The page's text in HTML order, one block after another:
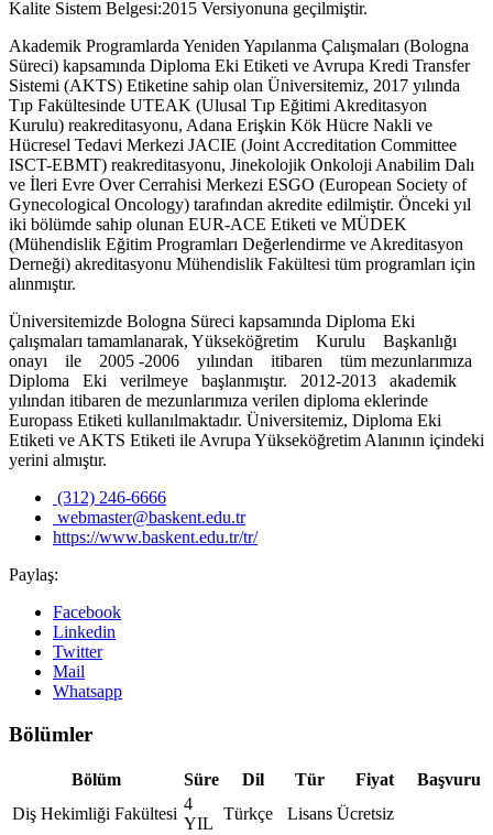
Kalite Sistem Belgesi:2015 Versiyonuna geçilmiştir.
Akademik Programlarda Yeniden Yapılanma Çalışmaları (Bologna
Süreci) kapsamında Diploma Eki Etiketi ve Avrupa Kredi Transfer
Sistemi (AKTS) Etiketine sahip olan Üniversitemiz, 2017 yılında
Tıp Fakültesinde UTEAK (Ulusal Tıp Eğitimi Akreditasyon
Kurulu) reakreditasyonu, Adana Erişkin Kök Hücre Nakli ve
Hücresel Tedavi Merkezi JACIE (Joint Accreditation Committee
ISCT-EBMT) reakreditasyonu, Jinekolojik Onkoloji Anabilim Dalı
ve İleri Evre Over Cerrahisi Merkezi ESGO (European Society of
Gynecological Oncology) tarafından akredite edilmiştir. Önceki yıl
iki bölümde sahip olunan EUR-ACE Etiketi ve MÜDEK
(Mühendislik Eğitim Programları Değerlendirme ve Akreditasyon
Derneği) akreditasyonu Mühendislik Fakültesi tüm programları için
alınmıştır.
Üniversitemizde Bologna Süreci kapsamında Diploma Eki
çalışmaları tamamlanarak, Yükseköğretim Kurulu Başkanlığı
onayı ile 2005 -2006 yılından itibaren tüm mezunlarımıza
Diploma Eki verilmeye başlanmıştır. 2012-2013 akademik
yılından itibaren de mezunlarımıza verilen diploma eklerinde
Europass Etiketi kullanılmaktadır. Üniversitemiz, Diploma Eki
Etiketi ve AKTS Etiketi ile Avrupa Yükseköğretim Alanının içindeki
yerini almıştır.
(312) 246-6666
webmaster@baskent.edu.tr
https://www.baskent.edu.tr/tr/
Paylaş:
Facebook
Linkedin
Twitter
Mail
Whatsapp
Bölümler
Bölüm Süre Dil Tür Fiyat
Başvuru
Diş Hekimliği Fakültesi
4
YIL
Türkçe Lisans Ücretsiz